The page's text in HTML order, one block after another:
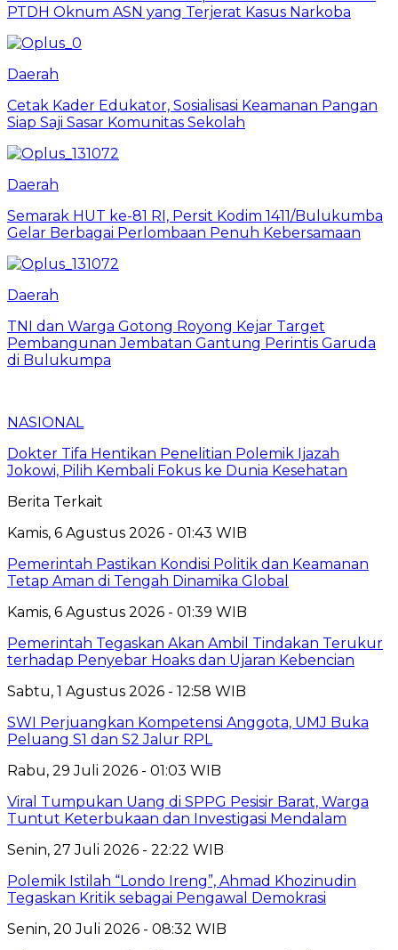
PTDH Oknum ASN yang Terjerat Kasus Narkoba
Daerah
Cetak Kader Edukator, Sosialisasi Keamanan Pangan
Siap Saji Sasar Komunitas Sekolah
Daerah
Semarak HUT ke-81 RI, Persit Kodim 1411/Bulukumba
Gelar Berbagai Perlombaan Penuh Kebersamaan
Daerah
TNI dan Warga Gotong Royong Kejar Target
Pembangunan Jembatan Gantung Perintis Garuda
di Bulukumpa
NASIONAL
Dokter Tifa Hentikan Penelitian Polemik Ijazah
Jokowi, Pilih Kembali Fokus ke Dunia Kesehatan
Berita Terkait
Kamis, 6 Agustus 2026 - 01:43 WIB
Pemerintah Pastikan Kondisi Politik dan Keamanan
Tetap Aman di Tengah Dinamika Global
Kamis, 6 Agustus 2026 - 01:39 WIB
Pemerintah Tegaskan Akan Ambil Tindakan Terukur
terhadap Penyebar Hoaks dan Ujaran Kebencian
Sabtu, 1 Agustus 2026 - 12:58 WIB
SWI Perjuangkan Kompetensi Anggota, UMJ Buka
Peluang S1 dan S2 Jalur RPL
Rabu, 29 Juli 2026 - 01:03 WIB
Viral Tumpukan Uang di SPPG Pesisir Barat, Warga
Tuntut Keterbukaan dan Investigasi Mendalam
Senin, 27 Juli 2026 - 22:22 WIB
Polemik Istilah “Londo Ireng”, Ahmad Khozinudin
Tegaskan Kritik sebagai Pengawal Demokrasi
Senin, 20 Juli 2026 - 08:32 WIB